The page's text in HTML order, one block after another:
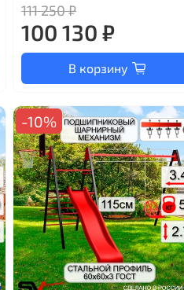
111 250 ₽
100 130 ₽
В корзину
-10%